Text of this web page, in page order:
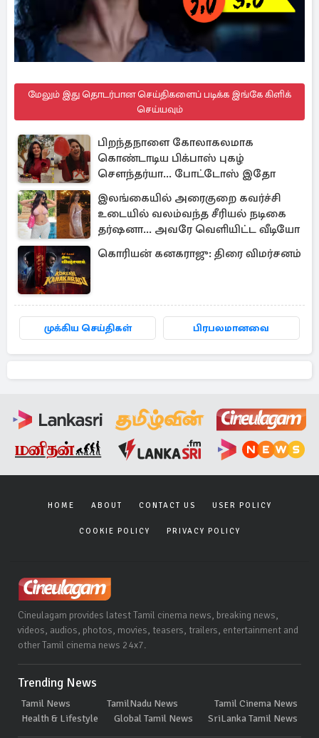
மேலும் இது தொடர்பான செய்திகளைப் படிக்க இங்கே கிளிக்
செய்யவும்
பிறந்தநாளை கோலாகலமாக
கொண்டாடிய பிக்பாஸ் புகழ்
சௌந்தர்யா... போட்டோஸ் இதோ
இலங்கையில் அரைகுறை கவர்ச்சி
உடையில் வலம்வந்த சீரியல் நடிகை
தர்ஷனா... அவரே வெளியிட்ட வீடியோ
கொரியன் கனகராஜு: திரை விமர்சனம்
முக்கிய செய்திகள் பிரபலமானவை
HOME ABOUT CONTACT US USER POLICY
COOKIE POLICY PRIVACY POLICY
Cineulagam provides latest Tamil cinema news, breaking news,
videos, audios, photos, movies, teasers, trailers, entertainment and
other Tamil cinema news 24x7.
Trending News
Tamil News TamilNadu News
Tamil Cinema News
Health & Lifestyle
Global Tamil News SriLanka Tamil News